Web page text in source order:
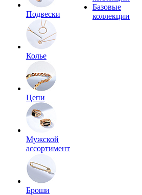
Подвески
Колье
Цепи
Мужской
ассортимент
Броши
Базовые
коллекции